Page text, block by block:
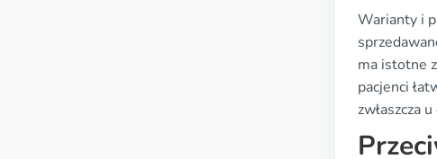
Warianty i
ma istotne
pacjenci
zwłaszcza